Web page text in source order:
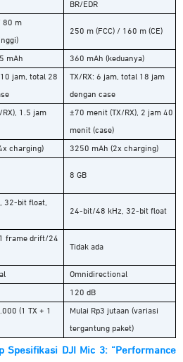
BR/EDR
80 m
250 m (FCC) / 160 m (CE)
mAh 360 mAh (keduanya)
jam, total 28 TX/RX: 6 jam, total 18 jam
dengan case
1.5 jam ±70 menit (TX/RX), 2 jam 40
menit (case)
charging) 3250 mAh (2x charging)
8 GB
32-bit float,
24-bit/48 kHz, 32-bit float
frame drift/24
Tidak ada
Omnidirectional
120 dB
(1 TX + 1 Mulai Rp3 jutaan (variasi
tergantung paket)
Spesifikasi DJI Mic 3: “Performance